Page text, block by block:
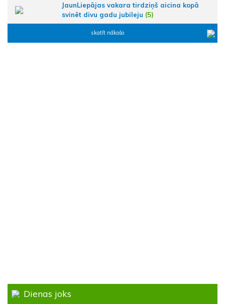
JaunLiepājas vakara tirdziņš aicina kopā
svinēt divu gadu jubileju (5)
skatīt nākošo
Dienas joks